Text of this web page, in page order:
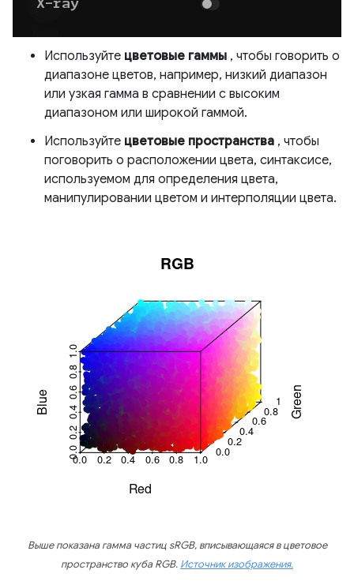
Используйте цветовые гаммы , чтобы говорить о
диапазоне цветов, например, низкий диапазон
или узкая гамма в сравнении с высоким
диапазоном или широкой гаммой.
Используйте цветовые пространства , чтобы
поговорить о расположении цвета, синтаксисе,
используемом для определения цвета,
манипулировании цветом и интерполяции цвета.
Выше показана гамма частиц sRGB, вписывающаяся в цветовое
пространство куба RGB. Источник изображения.